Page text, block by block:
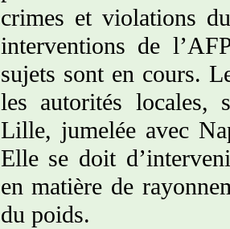
crimes et violations
interventions de
sujets sont en cours.
les autorités locales,
Lille, jumelée avec
Elle se doit
en matière de
du poids.